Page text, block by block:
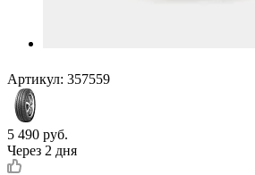
Артикул: 357559
5 490 руб.
Через 2 дня